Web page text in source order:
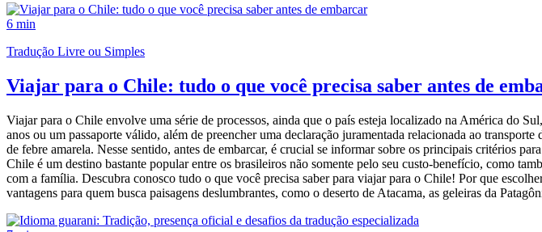
6 min
Tradução Livre ou Simples
Viajar para o Chile: tudo o que você precisa saber antes de
Viajar para o Chile envolve uma série de processos, ainda que o país esteja localizado na América do
anos ou um passaporte válido, além de preencher uma declaração juramentada relacionada ao
de febre amarela. Nesse sentido, antes de embarcar, é crucial se informar sobre os principais critérios
Chile é um destino bastante popular entre os brasileiros não somente pelo seu custo-benefício, como
com a família. Descubra conosco tudo o que você precisa saber para viajar para o Chile! Por que
vantagens para quem busca paisagens deslumbrantes, como o deserto de Atacama, as geleiras da